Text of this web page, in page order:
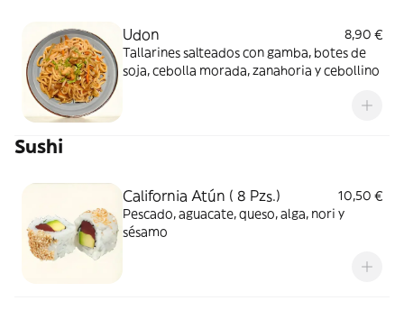
Udon
8,90 €
Tallarines salteados con gamba, botes de
soja, cebolla morada, zanahoria y cebollino
Sushi
California Atún ( 8 Pzs.)
10,50 €
Pescado, aguacate, queso, alga, nori y
sésamo